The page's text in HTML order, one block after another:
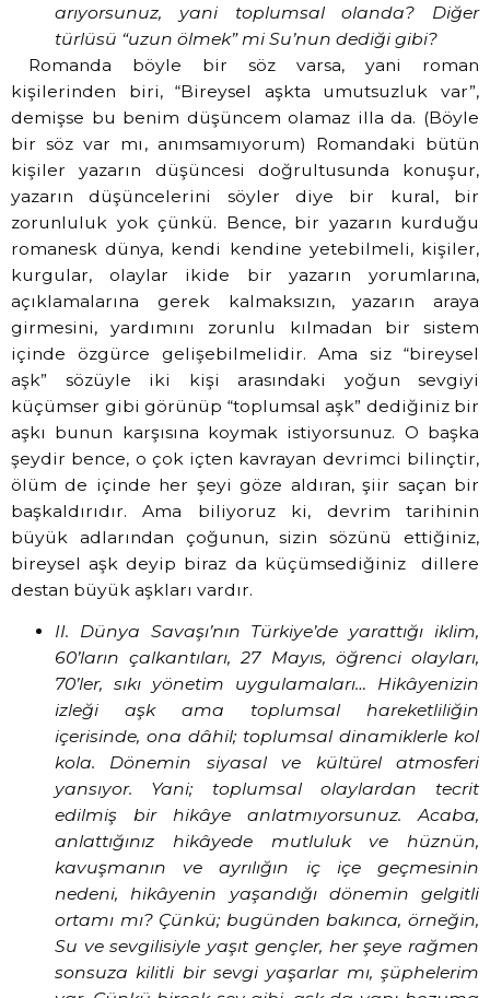
arıyorsunuz, yani toplumsal olanda? Diğer
türlüsü “uzun ölmek” mi Su’nun dediği gibi?
Romanda böyle bir söz varsa, yani roman
kişilerinden biri, “Bireysel aşkta umutsuzluk var”,
demişse bu benim düşüncem olamaz illa da. (Böyle
bir söz var mı, anımsamıyorum) Romandaki bütün
kişiler yazarın düşüncesi doğrultusunda konuşur,
yazarın düşüncelerini söyler diye bir kural, bir
zorunluluk yok çünkü. Bence, bir yazarın kurduğu
romanesk dünya, kendi kendine yetebilmeli, kişiler,
kurgular, olaylar ikide bir yazarın yorumlarına,
açıklamalarına gerek kalmaksızın, yazarın araya
girmesini, yardımını zorunlu kılmadan bir sistem
içinde özgürce gelişebilmelidir. Ama siz “bireysel
aşk” sözüyle iki kişi arasındaki yoğun sevgiyi
küçümser gibi görünüp “toplumsal aşk” dediğiniz bir
aşkı bunun karşısına koymak istiyorsunuz. O başka
şeydir bence, o çok içten kavrayan devrimci bilinçtir,
ölüm de içinde her şeyi göze aldıran, şiir saçan bir
başkaldırıdır. Ama biliyoruz ki, devrim tarihinin
büyük adlarından çoğunun, sizin sözünü ettiğiniz,
bireysel aşk deyip biraz da küçümsediğiniz
dillere
destan büyük aşkları vardır.
II. Dünya Savaşı’nın Türkiye’de yarattığı iklim,
60’ların çalkantıları, 27 Mayıs, öğrenci olayları,
70’ler, sıkı yönetim uygulamaları… Hikâyenizin
izleği aşk ama toplumsal hareketliliğin
içerisinde, ona dâhil; toplumsal dinamiklerle kol
kola. Dönemin siyasal ve kültürel atmosferi
yansıyor. Yani; toplumsal olaylardan tecrit
edilmiş bir hikâye anlatmıyorsunuz. Acaba,
anlattığınız hikâyede mutluluk ve hüznün,
kavuşmanın ve ayrılığın iç içe geçmesinin
nedeni, hikâyenin yaşandığı dönemin gelgitli
ortamı mı? Çünkü; bugünden bakınca, örneğin,
Su ve sevgilisiyle yaşıt gençler, her şeye rağmen
sonsuza kilitli bir sevgi yaşarlar mı, şüphelerim